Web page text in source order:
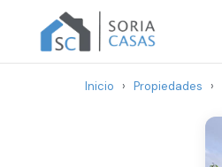
Inicio › Propiedades ›